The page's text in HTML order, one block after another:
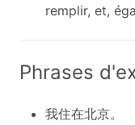
remplir, et,
Phrases
我住在北京。